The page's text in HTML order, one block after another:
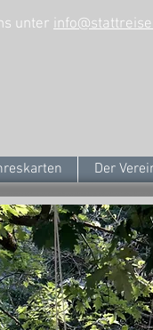
unter
Der